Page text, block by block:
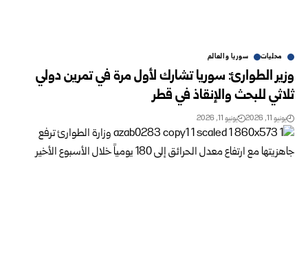
محليات سوريا والعالم
وزير الطوارئ: سوريا تشارك لأول مرة في تمرين دولي
ثلاثي للبحث والإنقاذ في قطر
يونيو 11, 2026 يونيو 11, 2026